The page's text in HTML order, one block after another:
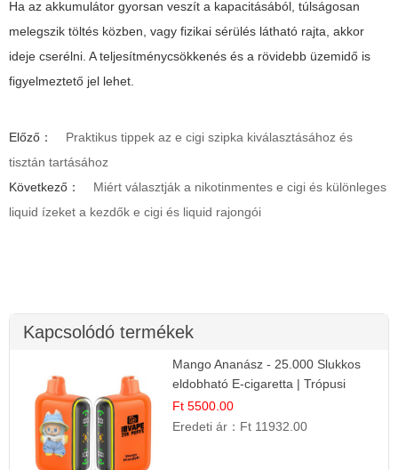
Ha az akkumulátor gyorsan veszít a kapacitásából, túlságosan
melegszik töltés közben, vagy fizikai sérülés látható rajta, akkor
ideje cserélni. A teljesítménycsökkenés és a rövidebb üzemidő is
figyelmeztető jel lehet.
Előző：
Praktikus tippek az e cigi szipka kiválasztásához és
tisztán tartásához
Következő：
Miért választják a nikotinmentes e cigi és különleges
liquid ízeket a kezdők e cigi és liquid rajongói
Kapcsolódó termékek
Mango Ananász - 25.000 Slukkos
eldobható E-cigaretta | Trópusi
Ízélmény
Ft 5500.00
Eredeti ár： Ft 11932.00